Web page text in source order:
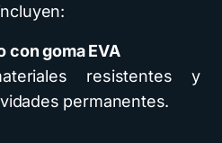
con goma EVA
resistentes y
permanentes.